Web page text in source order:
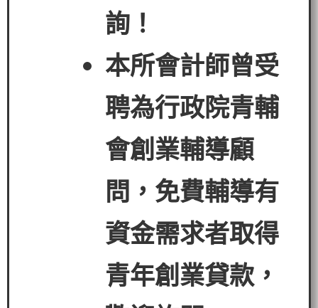
詢！
本所會計師曾受
聘為行政院青輔
會創業輔導顧
問，免費輔導有
資金需求者取得
青年創業貸款，